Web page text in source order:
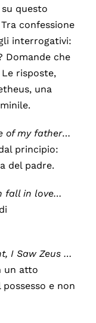
questo
confessione
interrogativi:
Domande che
risposte,
una
of my father…
principio:
del padre.
fall in love…
I Saw Zeus …
un atto
e non